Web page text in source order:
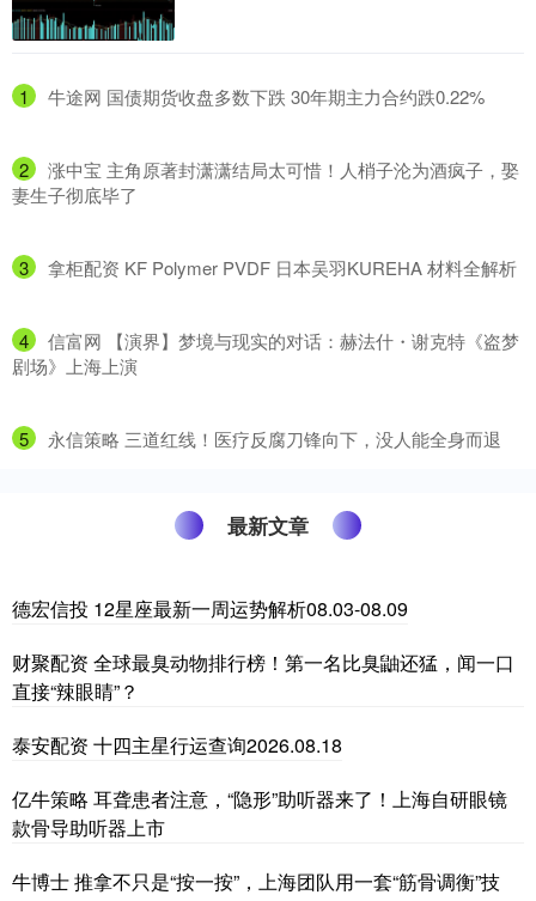
1 ​牛途网 国债期货收盘多数下跌 30年期主力合约跌0.22%
2
​涨中宝 主角原著封潇潇结局太可惜！人梢子沦为酒疯子，娶
妻生子彻底毕了
3 ​拿柜配资 KF Polymer PVDF 日本吴羽KUREHA 材料全解析
4
​信富网 【演界】梦境与现实的对话：赫法什・谢克特《盗梦
剧场》上海上演
5 ​永信策略 三道红线！医疗反腐刀锋向下，没人能全身而退
最新文章
德宏信投 12星座最新一周运势解析08.03-08.09
财聚配资 全球最臭动物排行榜！第一名比臭鼬还猛，闻一口
直接“辣眼睛”？
泰安配资 十四主星行运查询2026.08.18
亿牛策略 耳聋患者注意，“隐形”助听器来了！上海自研眼镜
款骨导助听器上市
牛博士 推拿不只是“按一按”，上海团队用一套“筋骨调衡”技